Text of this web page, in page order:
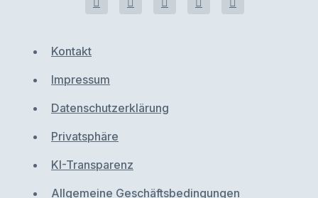
Kontakt
Impressum
Datenschutzerklärung
Privatsphäre
KI-Transparenz
Allgemeine Geschäftsbedingungen